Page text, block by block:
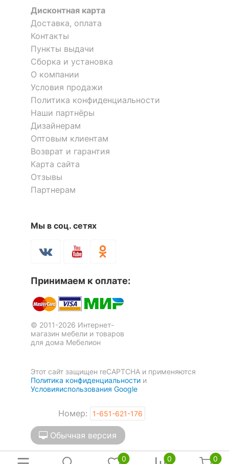
Материал корпуса
Тип поверхности
фасада
Тип поверхности
корпуса
?
КОМПЛЕКТАЦИЯ
Компоненты,
входящие в
комплект
Количество ящиков
Дисконтная карта
Доставка, оплата
Контакты
Пункты выдачи
Сборка и установка
О компании
Условия продажи
Политика конфиденциальности
Наши партнёры
Дизайнерам
Оптовым клиентам
Возврат и гарантия
Карта сайта
Отзывы
Партнерам
Мы в соц. сетях
Принимаем к оплате:
© 2011-2026 Интернет-
магазин мебели и товаров
для дома Мебелион
Этот сайт защищен reCAPTCHA и применяются
Политика конфиденциальности и
Условияиспользования Google
Номер: 1-651-621-176
Обычная версия
0 0 0